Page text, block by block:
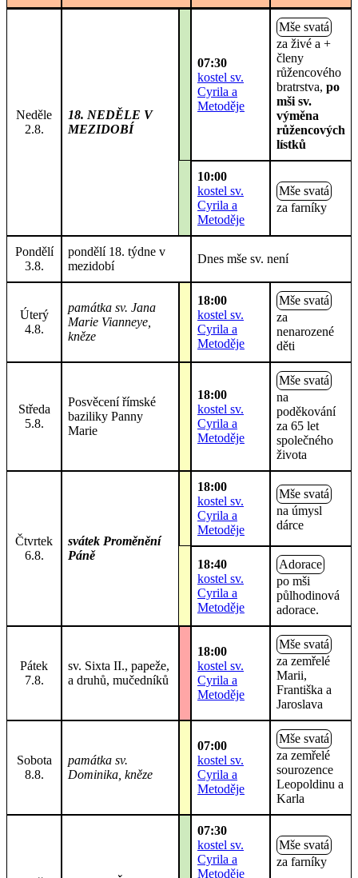
Neděle
2.8.
18. NEDĚLE V
MEZIDOBÍ
07:30
kostel sv.
Cyrila a
Metoděje
Mše svatá
za živé a +
členy
růžencového
bratrstva, po
mši sv.
výměna
růžencových
lístků
10:00
kostel sv.
Cyrila a
Metoděje
Mše svatá
za farníky
Pondělí
3.8.
pondělí 18. týdne v
mezidobí
Dnes mše sv. není
Úterý
4.8.
památka sv. Jana
Marie Vianneye,
kněze
18:00
kostel sv.
Cyrila a
Metoděje
Mše svatá
za
nenarozené
děti
Středa
5.8.
Posvěcení římské
baziliky Panny
Marie
18:00
kostel sv.
Cyrila a
Metoděje
Mše svatá
na
poděkování
za 65 let
společného
života
Čtvrtek
6.8.
svátek Proměnění
Páně
18:00
kostel sv.
Cyrila a
Metoděje
Mše svatá
na úmysl
dárce
18:40
kostel sv.
Cyrila a
Metoděje
Adorace
po mši
půlhodinová
adorace.
Pátek
7.8.
sv. Sixta II., papeže,
a druhů, mučedníků
18:00
kostel sv.
Cyrila a
Metoděje
Mše svatá
za zemřelé
Marii,
Františka a
Jaroslava
Sobota
8.8.
památka sv.
Dominika, kněze
07:00
kostel sv.
Cyrila a
Metoděje
Mše svatá
za zemřelé
sourozence
Leopoldinu a
Karla
07:30
kostel sv.
Cyrila a
Metoděje
Mše svatá
za farníky